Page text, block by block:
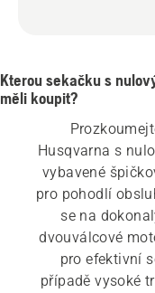
Kterou sekačku s
měli koupit?
Husqvarna s
vybavené
pro pohodlí
se na
dvouválcové
pro efektivní
případě vysoké